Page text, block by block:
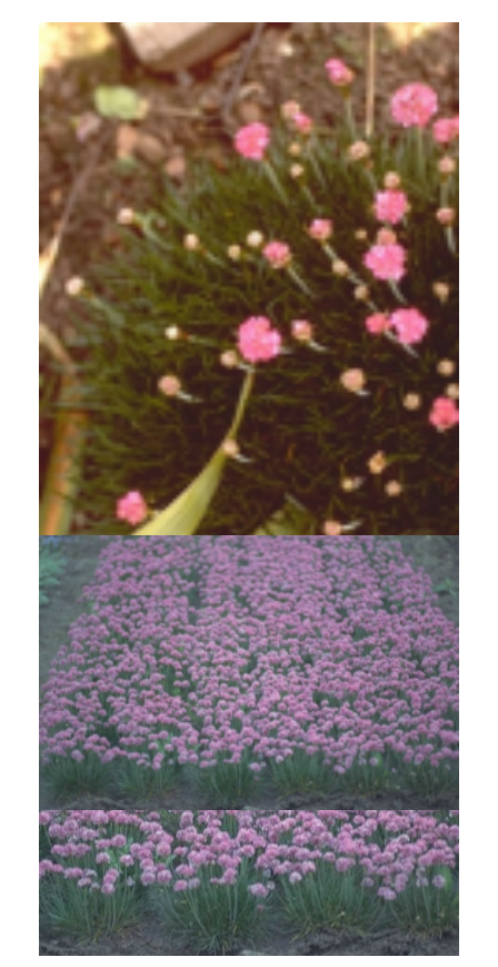
Engels gras
Armeria maritima 'Splendens Perfecta'